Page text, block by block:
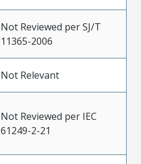
Not Reviewed per SJ/T
11365-2006
Not Relevant
Not Reviewed per IEC
61249-2-21